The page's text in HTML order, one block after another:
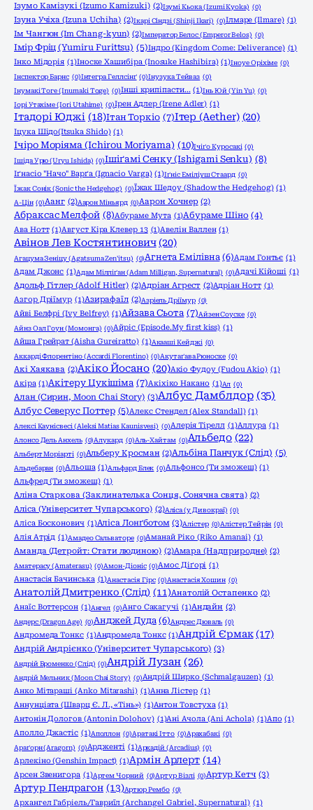
Ізумо Камізукі (Izumo Kamizuki) (2)Ізумі Кьока (Izumi Kyoka) (0)
Ізуна Учіха (Izuna Uchiha) (2)Ікарі Сіндзі (Shinji Ikari) (0)Ілмаре (Ilmare) (1)
Ім Чангюн (Im Chang-kyun) (2)Імператор Белос (Emperor Belos) (0)
Імір Фріц (Yumiru Furittsu) (5)Індро (Kingdom Come: Deliverance) (1)
Інко Мідорія (1)Іноске Хашибіра (Inosuke Hashibira) (1)Іноуе Оріхіме (0)
Інспектор Барнс (0)Інтегра Геллсінґ (0)Інузука Тейваз (0)
Інумакі Тоге (Inumaki Toge) (0)Інші крипіпасти... (1)Інь Юй (Yin Yu) (0)
Іорі Утахіме (Iori Utahime) (0)Ірен Адлер (Irene Adler) (1)
Ітадорі Юджі (18)Ітан Торкіо (7)Ітер (Aether) (20)
Іцука Шідо(Itsuka Shido) (1)
Ічіро Моріяма (Ichirou Moriyama) (10)Ічіґо Куросакі (0)
Ішіда Урю (Uryu Ishida) (0)Ішіґамі Сенку (Ishigami Senku) (8)
Іґнасіо "Начо" Варґа (Ignacio Varga) (1)Іґніс Еміліуш Стаард (0)
Їжак Сонік (Sonic the Hedgehog) (0)Їжак Шедоу (Shadow the Hedgehog) (1)
А-Цін (0)Аанг (2)Аарон Міньярд (0)Аарон Хочнер (2)
Абраксас Мелфой (8)Абураме Мута (1)Абураме Шіно (4)
Ава Нотт (1)Август Кіра Клевер 13 (1)Авелін Валлен (1)
Авінов Лев Костянтинович (20)
Агацума Зеніцу (Agatsuma Zen'itsu) (0)Агнета Емілівна (6)Адам Гонтьє (1)
Адам Джонс (1)Адам Мілліґан (Adam Milligan, Supernatural) (0)Адачі Кійоші (1)
Адольф Гітлер (Adolf Hitler) (2)Адріан Агрест (2)Адріан Нотт (1)
Азгор Дріїмур (1)Азирафаїл (2)Азріель Дріїмур (0)
Айві Белфрі (Ivy Belfrey) (1)Айзава Сьота (7)Айзен Соуске (0)
Айнз Оал Гоун (Момонга) (0)Айріс (Episode.My first kiss) (1)
Айша Грейрат (Aisha Gureiratto) (1)Акааші Кейджі (0)
Аккарді Флорентіно (Accardi Florentino) (0)Акутаґава Рюноске (0)
Акі Хаякава (2)Акіко Йосано (20)Акіо Фудоу (Fudou Akio) (1)
Акіра (1)Акітеру Цукішіма (7)Акіхіко Накано (1)Ал (0)
Алан (Сирин, Moon Chai Story) (3)Албус Дамблдор (35)
Албус Северус Поттер (5)Алекс Стендел (Alex Standall) (1)
Алексі Каунісвесі (Aleksi Matias Kaunisvesi) (0)Алерія Тірелл (1)Аллура (1)
Алонсо Дель Анхель (0)Алукард (0)Аль-Хайтам (0)Альбедо (22)
Альберт Моріарті (0)Альберу Кросман (2)Альбіна Панчук (Слід) (5)
Альдебаран (0)Альоша (1)Альфард Блек (0)Альфонсо (Ти зможеш) (1)
Альфред (Ти зможеш) (1)
Аліна Старкова (Заклинателька Сонця, Сонячна свята) (2)
Аліса (Університет Чупарського) (2)Аліса (у Дивокраї) (0)
Аліса Босконович (1)Аліса Лонґботом (3)Алістер (0)Алістер Тейрін (0)
Алія Атрід (1)Амадео Сальваторе (0)Аманай Ріко (Riko Amanai) (1)
Аманда (Детройт: Стати людиною) (2)Амара (Надприродне) (2)
Аматерасу (Amaterasu) (0)Амон-Діоніс (0)Амос Діґорі (1)
Анастасія Бачинська (1)Анастасія Гірс (0)Анастасія Хошин (0)
Анатолій Дмитренко (Слід) (11)Анатолій Остапенко (2)
Анаїс Воттерсон (1)Ангел (0)Анго Сакагучі (1)Андайн (2)
Андерс (Dragon Age) (0)Анджей Дуда (6)Андрес Дюваль (0)
Андромеда Тонкс (1)Андромеда Тонкс (1)Андрій Єрмак (17)
Андрій Андрієнко (Університет Чупарського) (3)
Андрій Броменко (Слід) (0)Андрій Лузан (26)
Андрій Мельник (Moon Chai Story) (0)Андрій Ширко (Schmalgauzen) (1)
Анко Мітараші (Anko Mitarashi) (1)Анна Лістер (1)
Аннунціата (Шварц Є. Л., «Тінь») (1)Антон Товстуха (1)
Антонін Дологов (Antonin Dolohov) (1)Ані Ачола (Ani Achola) (1)Апо (1)
Аполло Джастіс (1)Аполлон (0)Аратакі Ітто (0)Арахабакі (0)
Араґорн (Aragorn) (0)Ардженті (1)Аркадій (Arcadius) (0)
Арлекіно (Genshin Impact) (1)Армін Арлерт (14)
Арсен Звенигора (1)Артем Чорний (0)Артур Візлі (0)Артур Кетч (3)
Артур Пендрагон (13)Артюр Рембо (0)
Архангел Габріель/Гавриїл (Archangel Gabriel, Supernatural) (1)